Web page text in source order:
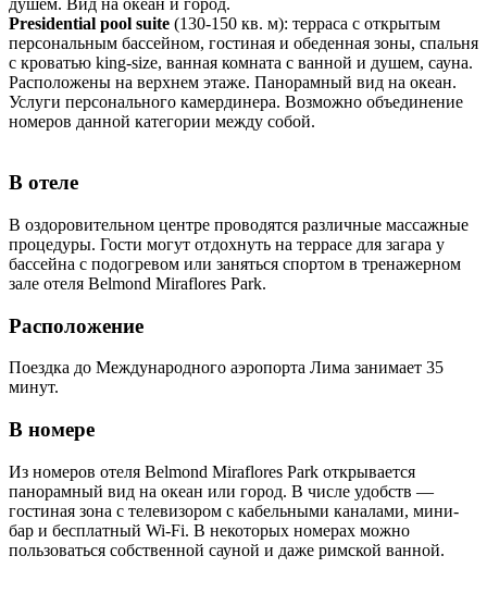
Presidential pool suite (130-150 кв. м): терраса с открытым
персональным бассейном, гостиная и обеденная зоны, спальня
с кроватью king-size, ванная комната с ванной и душем, сауна.
Расположены на верхнем этаже. Панорамный вид на океан.
Услуги персонального камердинера. Возможно объединение
номеров данной категории между собой.
В отеле
В оздоровительном центре проводятся различные массажные
процедуры. Гости могут отдохнуть на террасе для загара у
бассейна с подогревом или заняться спортом в тренажерном
зале отеля Belmond Miraflores Park.
Расположение
Поездка до Международного аэропорта Лима занимает 35
минут.
В номере
Из номеров отеля Belmond Miraflores Park открывается
панорамный вид на океан или город. В числе удобств —
гостиная зона с телевизором с кабельными каналами, мини-
бар и бесплатный Wi-Fi. В некоторых номерах можно
пользоваться собственной сауной и даже римской ванной.